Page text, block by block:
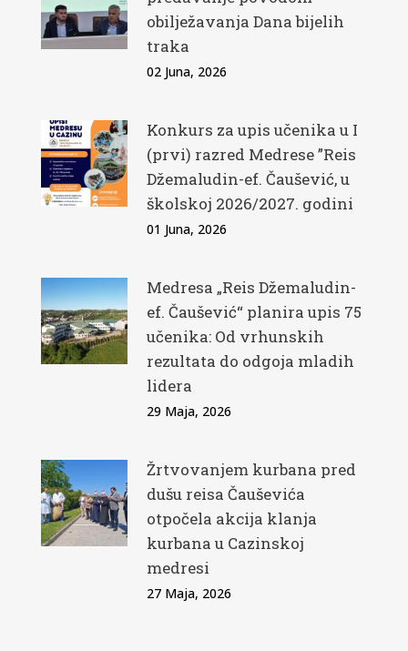
obilježavanja Dana bijelih
traka
02 Juna, 2026
Konkurs za upis učenika u I
(prvi) razred Medrese ”Reis
Džemaludin-ef. Čaušević, u
školskoj 2026/2027. godini
01 Juna, 2026
Medresa „Reis Džemaludin-
ef. Čaušević“ planira upis 75
učenika: Od vrhunskih
rezultata do odgoja mladih
lidera
29 Maja, 2026
Žrtvovanjem kurbana pred
dušu reisa Čauševića
otpočela akcija klanja
kurbana u Cazinskoj
medresi
27 Maja, 2026